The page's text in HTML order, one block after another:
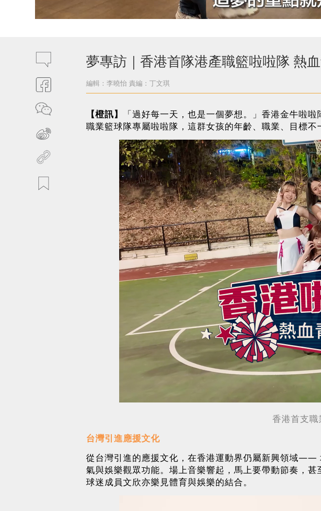
夢專訪｜香港首隊港產職籃啦啦隊 熱
編輯：李曉怡 責編：丁文琪
【橙訊】
「過好每一天，也是一個夢想。」香港金牛啦
職業籃球隊專屬啦啦隊，這群女孩的年齡、職業、目標
香港首支
台灣引進應援文化
從台灣引進的應援文化，在香港運動界仍屬新興領域
氣與娛樂觀眾功能。場上音樂響起，馬上要帶動節奏，
球迷成員文欣亦樂見體育與娛樂的結合。